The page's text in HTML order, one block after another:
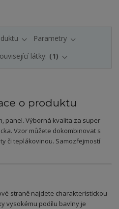
Parametry
látky: 1
o produktu
panel. Výborná kvalita za super
Vzor můžete dokombinovat s
či teplákovinou. Samozřejmostí
straně najdete charakteristickou
vysokému podílu bavlny je